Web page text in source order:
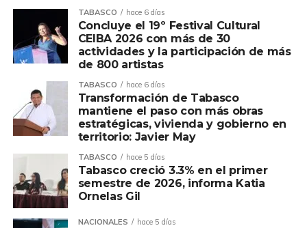
TABASCO hace 6 días
Concluye el 19º Festival Cultural
CEIBA 2026 con más de 30
actividades y la participación de más
de 800 artistas
TABASCO hace 6 días
Transformación de Tabasco
mantiene el paso con más obras
estratégicas, vivienda y gobierno en
territorio: Javier May
TABASCO hace 5 días
Tabasco creció 3.3% en el primer
semestre de 2026, informa Katia
Ornelas Gil
NACIONALES hace 5 días